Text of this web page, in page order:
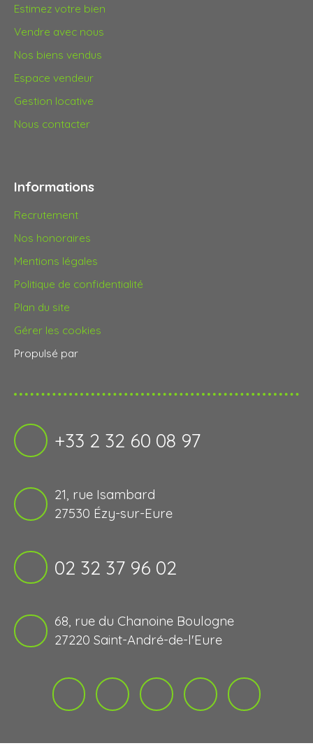
Estimez votre bien
Vendre avec nous
Nos biens vendus
Espace vendeur
Gestion locative
Nous contacter
Informations
Recrutement
Nos honoraires
Mentions légales
Politique de confidentialité
Plan du site
Gérer les cookies
Propulsé par
+33 2 32 60 08 97
21, rue Isambard
27530 Ézy-sur-Eure
02 32 37 96 02
68, rue du Chanoine Boulogne
27220 Saint-André-de-l'Eure